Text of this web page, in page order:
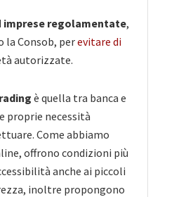
imprese regolamentate,
la Consob, perevitare di
autorizzate.
è quella tra banca e
proprie necessità
Come abbiamo
offrono condizioni più
anche ai piccoli
inoltre propongono